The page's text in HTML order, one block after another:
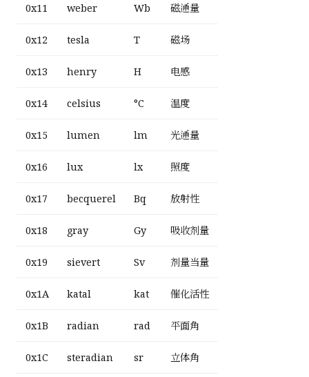
0x11 weber Wb 磁通量
0x12 tesla T 磁场
0x13 henry H 电感
0x14 celsius °C 温度
0x15 lumen lm 光通量
0x16 lux lx 照度
0x17 becquerel Bq 放射性
0x18 gray Gy 吸收剂量
0x19 sievert Sv 剂量当量
0x1A katal kat 催化活性
0x1B radian rad 平面角
0x1C steradian sr 立体角